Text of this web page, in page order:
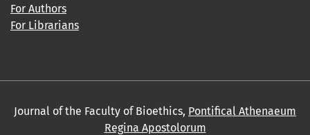
For Authors
For Librarians
Journal of the Faculty of Bioethics, Pontifical Athenaeum
Regina Apostolorum